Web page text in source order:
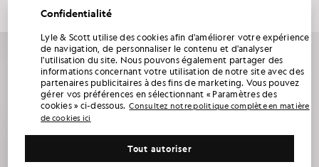
Confidentialité
Lyle & Scott utilise des cookies afin d'améliorer votre expérience
de navigation, de personnaliser le contenu et d'analyser
l'utilisation du site. Nous pouvons également partager des
informations concernant votre utilisation de notre site avec des
partenaires publicitaires à des fins de marketing. Vous pouvez
gérer vos préférences en sélectionnant « Paramètres des
cookies » ci-dessous. Consultez notre politique complète en matière
de cookies ici
Tout autoriser
BÉNÉFICIEZ DE 15 % DE RÉDUCTION SUR
VOTRE PREMIÈRE COMMANDE
Rejoignez le Club Lyle & Scott et soyez parmi les premiers à découvrir les nouveautés
de la saison, les collaborations et les soldes saisonniers réservés aux membres, ainsi
qu’un code de bienvenue exclusif vous offrant 15 % de réduction.
Avez-vous d'autres préférences en matière de communication ?